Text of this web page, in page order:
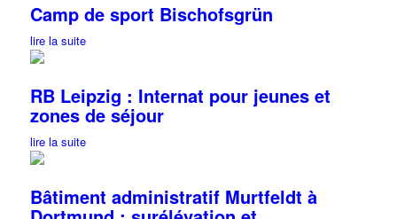
Camp de sport Bischofsgrün
lire la suite
RB Leipzig : Internat pour jeunes et
zones de séjour
lire la suite
Bâtiment administratif Murtfeldt à